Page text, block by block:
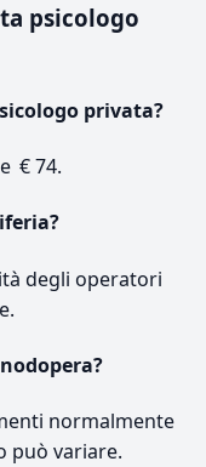
psicologo
privata?
€ 74.
degli operatori
normalmente
può variare.